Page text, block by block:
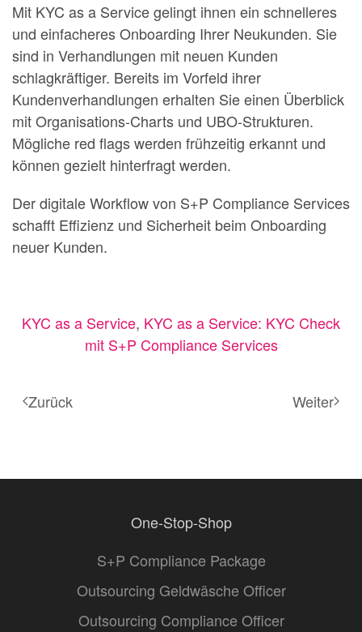
Mit KYC as a Service gelingt ihnen ein schnelleres
und einfacheres Onboarding Ihrer Neukunden. Sie
sind in Verhandlungen mit neuen Kunden
schlagkräftiger. Bereits im Vorfeld ihrer
Kundenverhandlungen erhalten Sie einen Überblick
mit Organisations-Charts und UBO-Strukturen.
Mögliche red flags werden frühzeitig erkannt und
können gezielt hinterfragt werden.
Der digitale Workflow von S+P Compliance Services
schafft Effizienz und Sicherheit beim Onboarding
neuer Kunden.
KYC as a Service, KYC as a Service: KYC Check
mit S+P Compliance Services
Zurück Weiter
One-Stop-Shop
S+P Compliance Package
Outsourcing Geldwäsche Officer
Outsourcing Compliance Officer